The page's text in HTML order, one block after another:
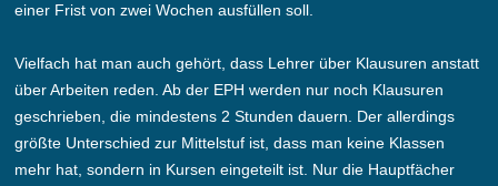
einer Frist von zwei Wochen ausfüllen soll.
Vielfach hat man auch gehört, dass Lehrer über Klausuren anstatt
über Arbeiten reden. Ab der EPH werden nur noch Klausuren
geschrieben, die mindestens 2 Stunden dauern. Der allerdings
größte Unterschied zur Mittelstuf ist, dass man keine Klassen
mehr hat, sondern in Kursen eingeteilt ist. Nur die Hauptfächer